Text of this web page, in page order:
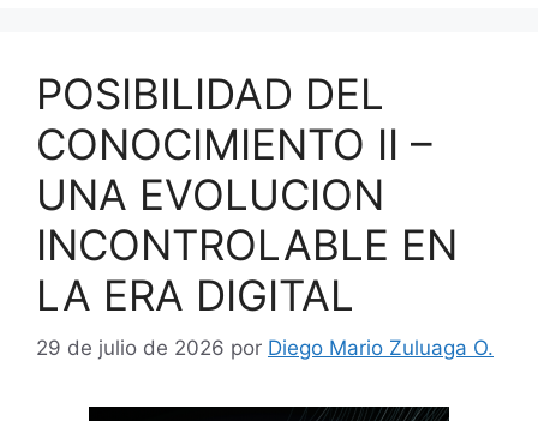
POSIBILIDAD DEL
CONOCIMIENTO II –
UNA EVOLUCION
INCONTROLABLE EN
LA ERA DIGITAL
29 de julio de 2026 por Diego Mario Zuluaga O.